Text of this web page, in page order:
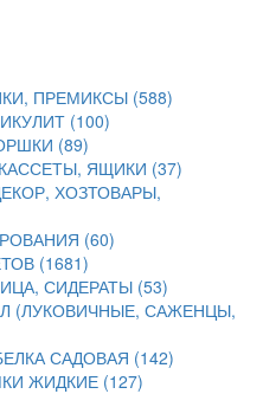
ПРЕМИКСЫ (588)
(100)
(89)
ЯЩИКИ (37)
ХОЗТОВАРЫ,
(60)
(1681)
СИДЕРАТЫ (53)
(ЛУКОВИЧНЫЕ, САЖЕНЦЫ,
САДОВАЯ (142)
ЖИДКИЕ (127)